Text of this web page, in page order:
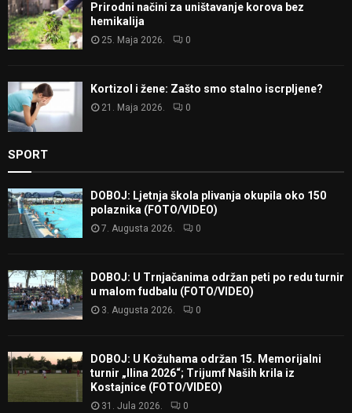
Prirodni načini za uništavanje korova bez
hemikalija
25. Maja 2026. 0
Kortizol i žene: Zašto smo stalno iscrpljene?
21. Maja 2026. 0
SPORT
DOBOJ: Ljetnja škola plivanja okupila oko 150
polaznika (FOTO/VIDEO)
7. Augusta 2026. 0
DOBOJ: U Trnjačanima održan peti po redu turnir
u malom fudbalu (FOTO/VIDEO)
3. Augusta 2026. 0
DOBOJ: U Kožuhama održan 15. Memorijalni
turnir „Ilina 2026“; Trijumf Naših krila iz
Kostajnice (FOTO/VIDEO)
31. Jula 2026. 0